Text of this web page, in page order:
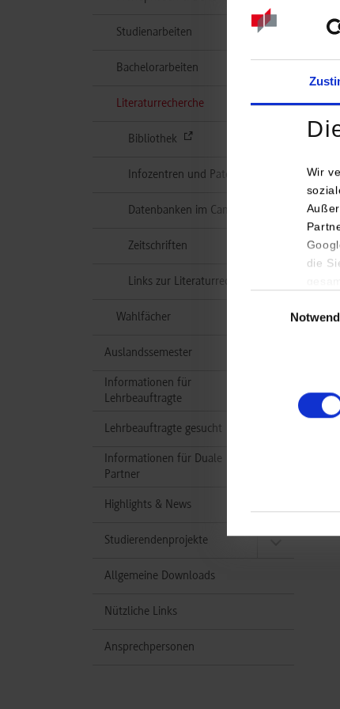
Wir
die
Studienarbeiten
Bachelorarbeiten
Literaturrecherche(aktuell)
Bibliothek
Infozentren und Patentamt
Datenbanken im Campusnetz
Zeitschriften
Links zur Literaturrecherche
Wahlfächer
Auslandssemester
Informationen für
Lehrbeauftragte
Lehrbeauftragte gesucht
Informationen für Duale
Partner
Highlights & News
Studierendenprojekte
Allgemeine Downloads
Nützliche Links
Ansprechpersonen